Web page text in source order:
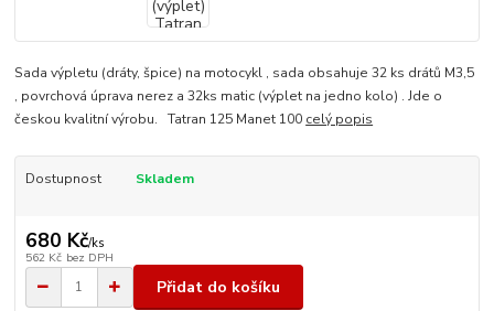
Sada výpletu (dráty, špice) na motocykl , sada obsahuje 32 ks drátů M3,5
, povrchová úprava nerez a 32ks matic (výplet na jedno kolo) . Jde o
českou kvalitní výrobu. Tatran 125 Manet 100 celý popis
Dostupnost Skladem
680 Kč/ks
562 Kč bez DPH
Přidat do košíku